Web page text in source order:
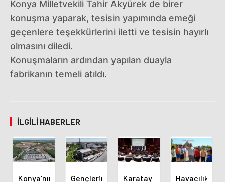
Konya Milletvekili Tahir Akyürek de birer
konuşma yaparak, tesisin yapımında emeği
geçenlere teşekkürlerini iletti ve tesisin hayırlı
olmasını diledi.
Konuşmaların ardından yapılan duayla
fabrikanın temeli atıldı.
İLGILI HABERLER
Konya'nın Gençlerin Karatay Havacılık